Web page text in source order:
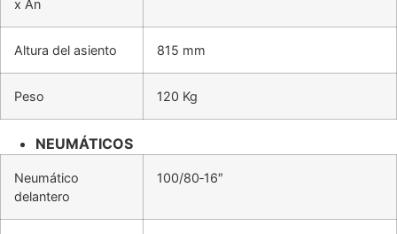
x An
Altura del asiento 815 mm
Peso 120 Kg
NEUMÁTICOS
Neumático
delantero
100/80‐16″